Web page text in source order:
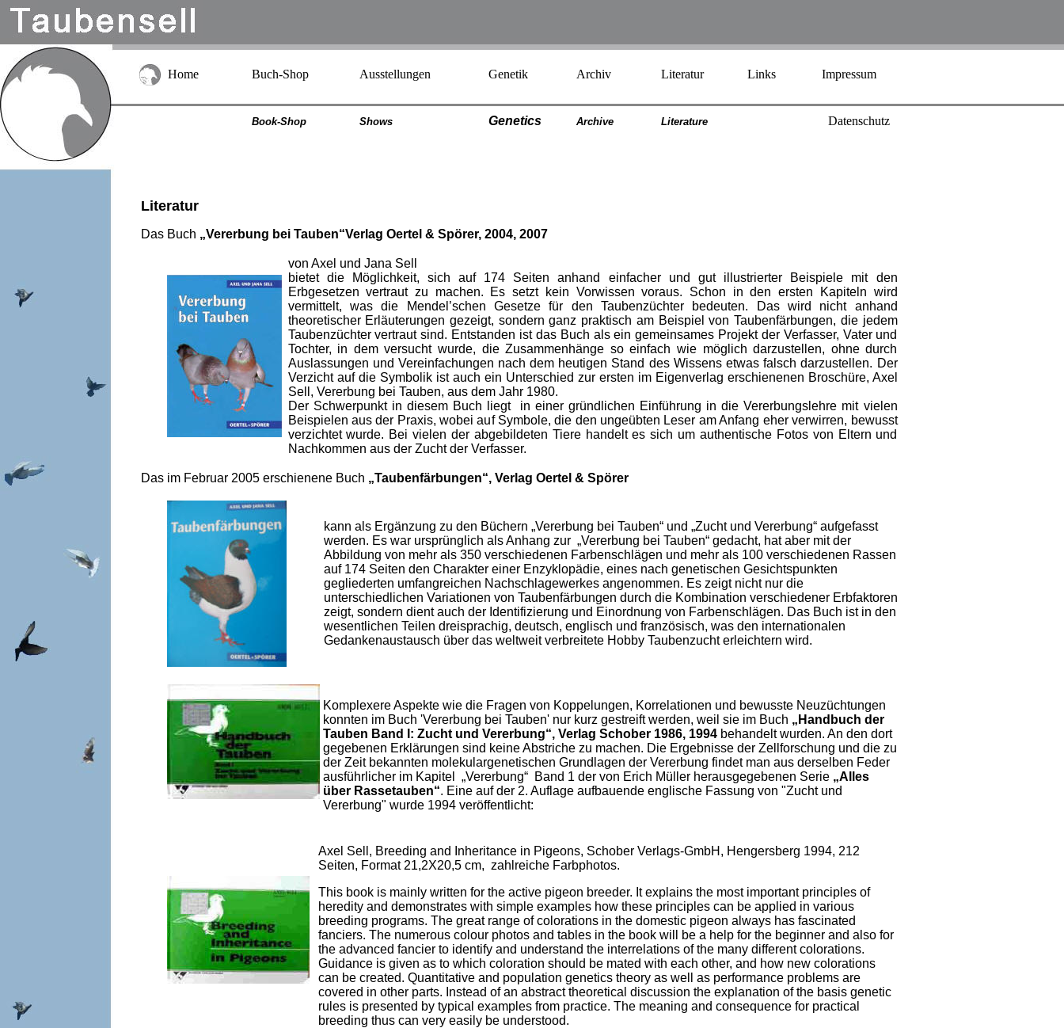
Home Buch-Shop Ausstellungen Genetik Archiv Literatur Links Impressum
Book-Shop Shows Genetics Archive Literature Datenschutz
Literatur
Das Buch „Vererbung bei Tauben“Verlag Oertel & Spörer, 2004, 2007
von Axel und Jana Sell
bietet die Möglichkeit, sich auf 174 Seiten anhand einfacher und gut illustrierter Beispiele mit den
Erbgesetzen vertraut zu machen. Es setzt kein Vorwissen voraus. Schon in den ersten Kapiteln wird
vermittelt, was die Mendel’schen Gesetze für den Taubenzüchter bedeuten. Das wird nicht anhand
theoretischer Erläuterungen gezeigt, sondern ganz praktisch am Beispiel von Taubenfärbungen, die jedem
Taubenzüchter vertraut sind. Entstanden ist das Buch als ein gemeinsames Projekt der Verfasser, Vater und
Tochter, in dem versucht wurde, die Zusammenhänge so einfach wie möglich darzustellen, ohne durch
Auslassungen und Vereinfachungen nach dem heutigen Stand des Wissens etwas falsch darzustellen. Der
Verzicht auf die Symbolik ist auch ein Unterschied zur ersten im Eigenverlag erschienenen Broschüre, Axel
Sell, Vererbung bei Tauben, aus dem Jahr 1980.
Der Schwerpunkt in diesem Buch liegt in einer gründlichen Einführung in die Vererbungslehre mit vielen
Beispielen aus der Praxis, wobei auf Symbole, die den ungeübten Leser am Anfang eher verwirren, bewusst
verzichtet wurde. Bei vielen der abgebildeten Tiere handelt es sich um authentische Fotos von Eltern und
Nachkommen aus der Zucht der Verfasser.
Das im Februar 2005 erschienene Buch „Taubenfärbungen“, Verlag Oertel & Spörer
kann als Ergänzung zu den Büchern „Vererbung bei Tauben“ und „Zucht und Vererbung“ aufgefasst
werden. Es war ursprünglich als Anhang zur „Vererbung bei Tauben“ gedacht, hat aber mit der
Abbildung von mehr als 350 verschiedenen Farbenschlägen und mehr als 100 verschiedenen Rassen
auf 174 Seiten den Charakter einer Enzyklopädie, eines nach genetischen Gesichtspunkten
gegliederten umfangreichen Nachschlagewerkes angenommen. Es zeigt nicht nur die
unterschiedlichen Variationen von Taubenfärbungen durch die Kombination verschiedener Erbfaktoren
zeigt, sondern dient auch der Identifizierung und Einordnung von Farbenschlägen. Das Buch ist in den
wesentlichen Teilen dreisprachig, deutsch, englisch und französisch, was den internationalen
Gedankenaustausch über das weltweit verbreitete Hobby Taubenzucht erleichtern wird.
Komplexere Aspekte wie die Fragen von Koppelungen, Korrelationen und bewusste Neuzüchtungen
konnten im Buch 'Vererbung bei Tauben' nur kurz gestreift werden, weil sie im Buch „Handbuch der
Tauben Band I: Zucht und Vererbung“, Verlag Schober 1986, 1994 behandelt wurden. An den dort
gegebenen Erklärungen sind keine Abstriche zu machen. Die Ergebnisse der Zellforschung und die zu
der Zeit bekannten molekulargenetischen Grundlagen der Vererbung findet man aus derselben Feder
ausführlicher im Kapitel „Vererbung“ Band 1 der von Erich Müller herausgegebenen Serie „Alles
über Rassetauben“. Eine auf der 2. Auflage aufbauende englische Fassung von "Zucht und
Vererbung" wurde 1994 veröffentlicht:
Axel Sell, Breeding and Inheritance in Pigeons, Schober Verlags-GmbH, Hengersberg 1994, 212
Seiten, Format 21,2X20,5 cm, zahlreiche Farbphotos.
This book is mainly written for the active pigeon breeder. It explains the most important principles of
heredity and demonstrates with simple examples how these principles can be applied in various
breeding programs. The great range of colorations in the domestic pigeon always has fascinated
fanciers. The numerous colour photos and tables in the book will be a help for the beginner and also for
the advanced fancier to identify and understand the interrelations of the many different colorations.
Guidance is given as to which coloration should be mated with each other, and how new colorations
can be created. Quantitative and population genetics theory as well as performance problems are
covered in other parts. Instead of an abstract theoretical discussion the explanation of the basis genetic
rules is presented by typical examples from practice. The meaning and consequence for practical
breeding thus can very easily be understood.